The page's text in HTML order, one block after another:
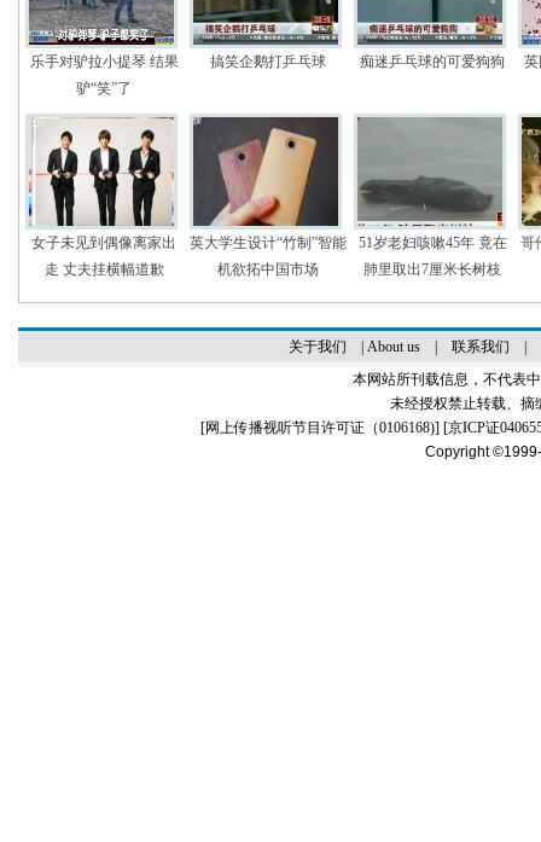
乐手对驴拉小提琴 结果
驴“笑”了
搞笑企鹅打乒乓球 痴迷乒乓球的可爱狗狗
女子未见到偶像离家出
走 丈夫挂横幅道歉
英大学生设计“竹制”智能
机欲拓中国市场
51岁老妇咳嗽45年 竟在
肺里取出7厘米长树枝
哥
关于我们 About us| 联系我们
本网站所刊载信息，不代表
未经授权禁止转载、摘
[网上传播视听节目许可证（0106168)] [京ICP证
Copyright